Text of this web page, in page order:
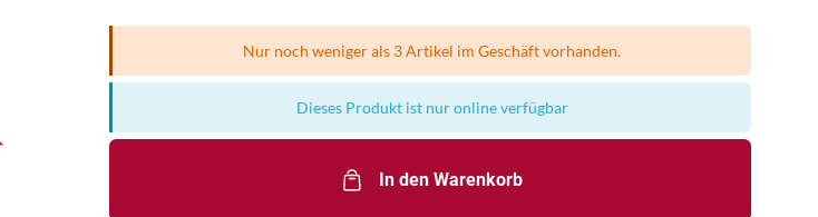
Nur noch weniger als 3 Artikel im Geschäft vorhanden.
Dieses Produkt ist nur online verfügbar
In den Warenkorb